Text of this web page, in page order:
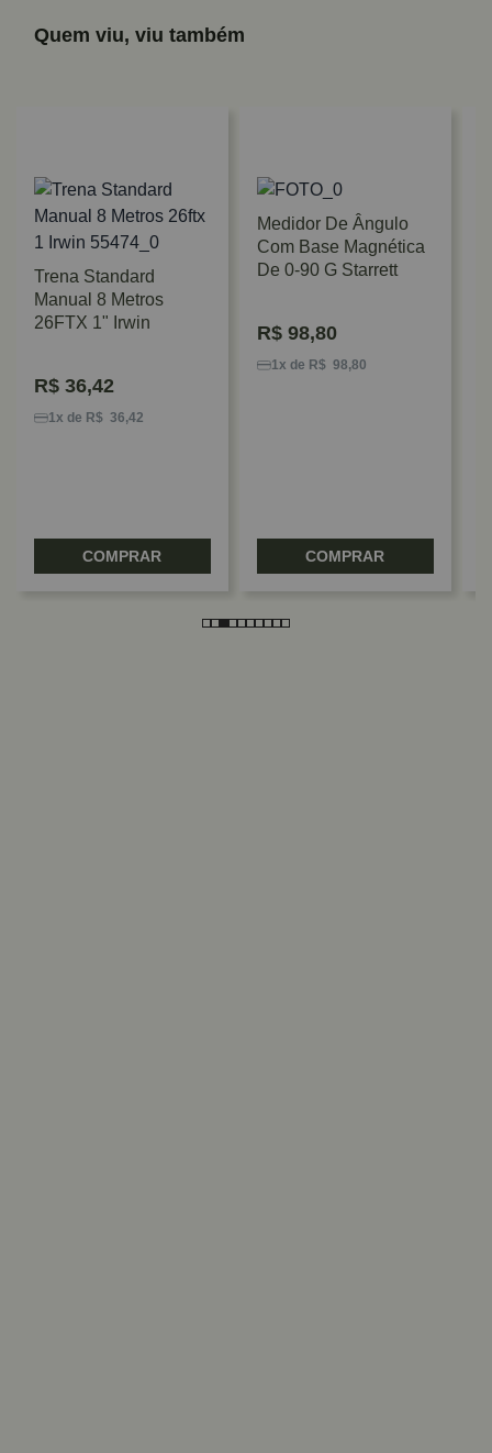
Quem viu, viu também
Trena Standard
Manual 8 Metros
26FTX 1" Irwin
R$ 36,42
1x de R$ 36,42
COMPRAR
Medidor De Ângulo
Com Base Magnética
De 0-90 G Starrett
R$ 98,80
1x de R$ 98,80
COMPRAR